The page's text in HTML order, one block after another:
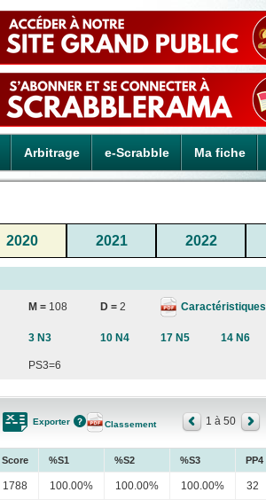
Arbitrage e-Scrabble Ma fiche
2020 2021 2022
M = 108 D = 2 Caractéristiques
3 N3 10 N4 17 N5 14 N6
PS3=6
Exporter Classement 1 à 50
Score %S1 %S2 %S3 PP4
1788 100.00% 100.00% 100.00% 32